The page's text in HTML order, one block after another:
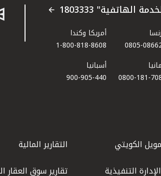
0805-
أمريكا وكندا
1-800-818-8608
0800-181-
أسبانيا
900-905-440
الكويتي
التنفيذية
التقارير المالية
تقارير سوق العقار